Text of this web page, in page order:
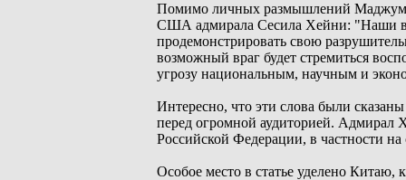
Помимо личных размышлений
США адмирала Сесила Хейни: "Наши
продемонстрировать свою
возможный враг будет стремиться
угрозу национальным, научным и
Интересно, что эти слова были
перед огромной аудиторией. Адмирал
Российской Федерации, в частности на
Особое место в статье уделено